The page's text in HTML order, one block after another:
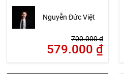
PHP/Mysql theo mô hình
MVC
Nguyễn Đức Việt
700.000₫
579.000 ₫